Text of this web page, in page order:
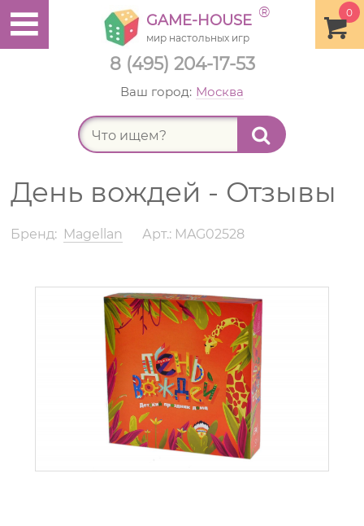
8 (495) 204-17-53
0
GAME-HOUSE ®
мир настольных игр
Ваш город: Москва
День вождей - Отзывы
Бренд: Magellan Арт.: MAG02528